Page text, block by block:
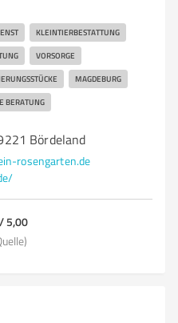
KLEINTIERBESTATTUNG
VORSORGE
MAGDEBURG
BERATUNG
Bördeland
rosengarten.de
5,00